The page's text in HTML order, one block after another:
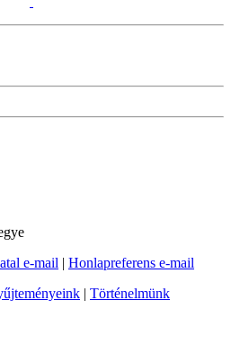
e-mail | Honlapreferens e-mail
| Történelmünk